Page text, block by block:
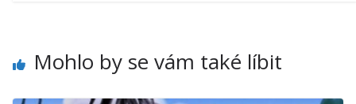
Mohlo by se vám také líbit